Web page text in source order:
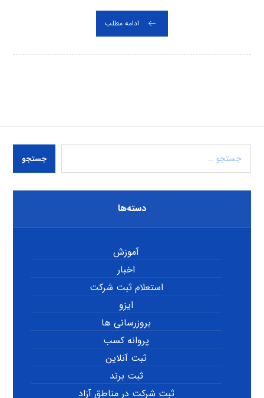
ادامه مطلب
جستجو
دسته‌ها
آموزش
اخبار
استعلام ثبت شرکت
ایزو
بروزرسانی ها
پروانه کسب
ثبت آنلاین
ثبت برند
ثبت شرکت در مناطق آزاد